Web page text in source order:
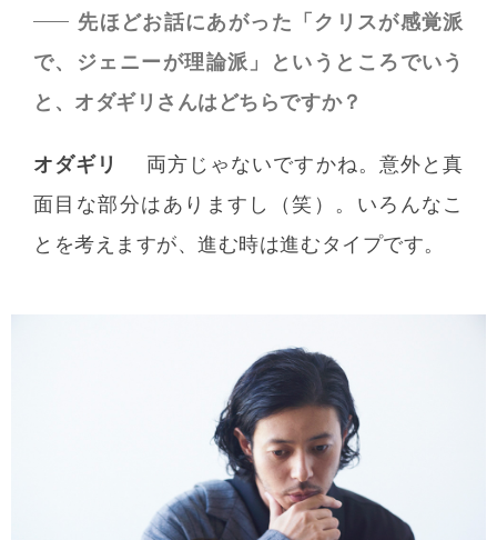
先ほどお話にあがった「クリスが感覚派
で、ジェニーが理論派」というところでいう
と、オダギリさんはどちらですか？
オダギリ
両方じゃないですかね。意外と真
面目な部分はありますし（笑）。いろんなこ
とを考えますが、進む時は進むタイプです。